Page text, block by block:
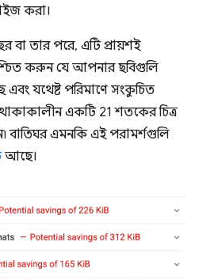
করা।
বা তার পরে, এটি প্রায়শই
করুন যে আপনার ছবিগুলি
যথেষ্ট পরিমাণে সংকুচিত
একটি 21 শতকের চিত্র
বাতিঘর এমনকি এই পরামর্শগুলি
আছে।